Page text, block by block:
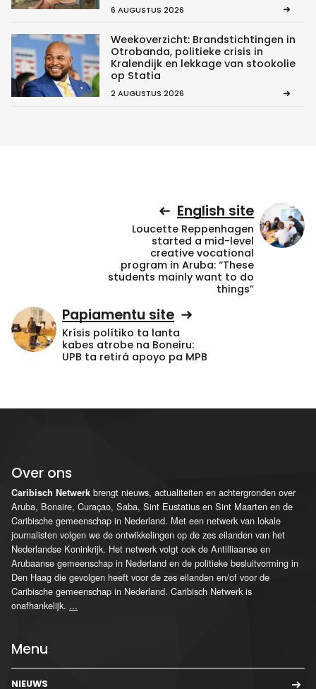
6 AUGUSTUS 2026
Weekoverzicht: Brandstichtingen in
Otrobanda, politieke crisis in
Kralendijk en lekkage van stookolie
op Statia
2 AUGUSTUS 2026
English site
Loucette Reppenhagen
started a mid-level
creative vocational
program in Aruba: “These
students mainly want to do
things”
Papiamentu site
Krísis polítiko ta lanta
kabes atrobe na Boneiru:
UPB ta retirá apoyo pa MPB
Over ons
Caribisch Netwerk brengt nieuws, actualiteiten en achtergronden over
Aruba, Bonaire, Curaçao, Saba, Sint Eustatius en Sint Maarten en de
Caribische gemeenschap in Nederland. Met een netwerk van lokale
journalisten volgen we de ontwikkelingen op de zes eilanden van het
Nederlandse Koninkrijk. Het netwerk volgt ook de Antilliaanse en
Arubaanse gemeenschap in Nederland en de politieke besluitvorming in
Den Haag die gevolgen heeft voor de zes eilanden en/of voor de
Caribische gemeenschap in Nederland. Caribisch Netwerk is
onafhankelijk. ...
Menu
NIEUWS